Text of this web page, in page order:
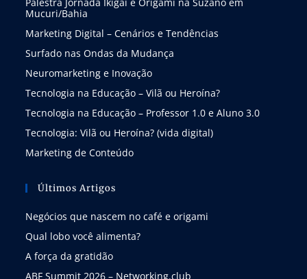
Mucuri/Bahia
Marketing Digital – Cenários e Tendências
Surfado nas Ondas da Mudança
Neuromarketing e Inovação
Tecnologia na Educação – Vilã ou Heroína?
Tecnologia na Educação – Professor 1.0 e Aluno 3.0
Tecnologia: Vilã ou Heroína? (vida digital)
Marketing de Conteúdo
Últimos Artigos
Negócios que nascem no café e origami
Qual lobo você alimenta?
A força da gratidão
ABF Summit 2026 – Networking.club